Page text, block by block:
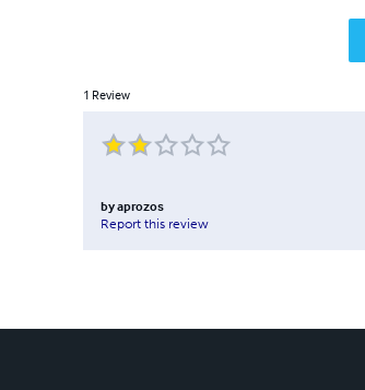
1 Review
byaprozos
Report this review